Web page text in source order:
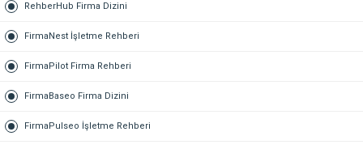
RehberHub Firma Dizini
FirmaNest İşletme Rehberi
FirmaPilot Firma Rehberi
FirmaBaseo Firma Dizini
FirmaPulseo İşletme Rehberi